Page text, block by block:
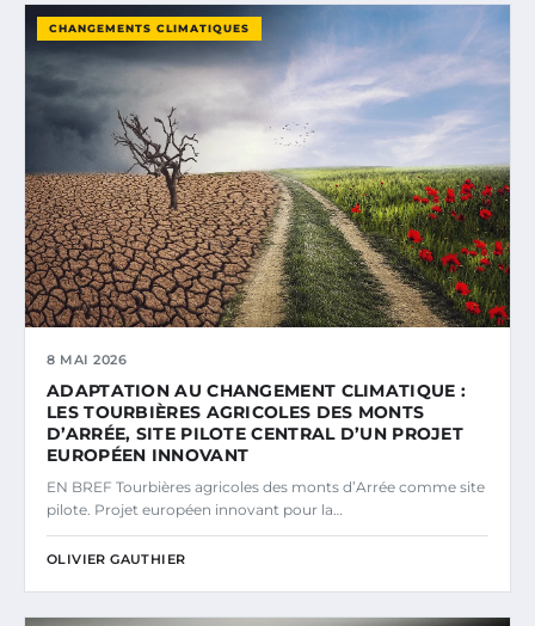
CHANGEMENTS CLIMATIQUES
8 MAI 2026
ADAPTATION AU CHANGEMENT CLIMATIQUE :
LES TOURBIÈRES AGRICOLES DES MONTS
D’ARRÉE, SITE PILOTE CENTRAL D’UN PROJET
EUROPÉEN INNOVANT
EN BREF Tourbières agricoles des monts d’Arrée comme site
pilote. Projet européen innovant pour la…
OLIVIER GAUTHIER